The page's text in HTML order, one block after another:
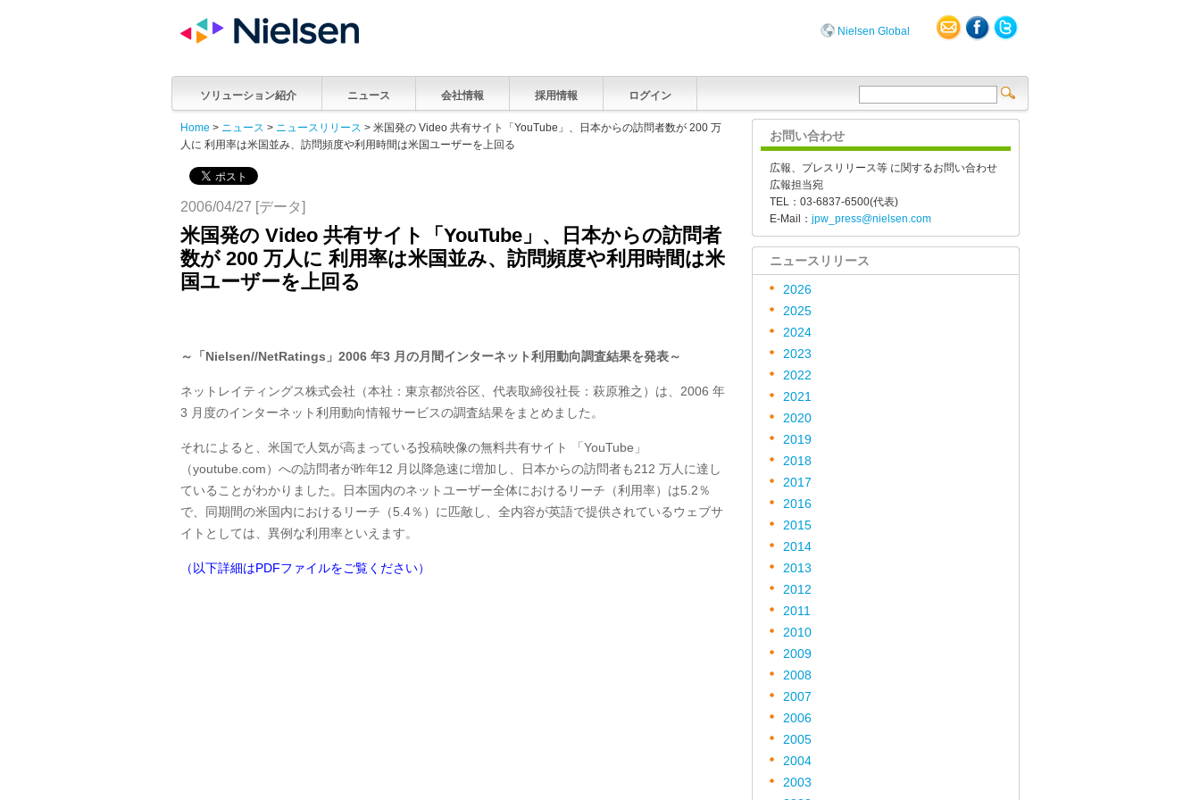
Nielsen Global
ソリューション紹介 ニュース 会社情報 採用情報 ログイン
Home > ニュース > ニュースリリース > 米国発の Video 共有サイト「YouTube」、日本からの訪問者数が 200 万
人に 利用率は米国並み、訪問頻度や利用時間は米国ユーザーを上回る
2006/04/27 [データ]
米国発の Video 共有サイト「YouTube」、日本からの訪問者
数が 200 万人に 利用率は米国並み、訪問頻度や利用時間は米
国ユーザーを上回る
～「Nielsen//NetRatings」2006 年3 月の月間インターネット利用動向調査結果を発表～
ネットレイティングス株式会社（本社：東京都渋谷区、代表取締役社長：萩原雅之）は、2006 年
3 月度のインターネット利用動向情報サービスの調査結果をまとめました。
それによると、米国で人気が高まっている投稿映像の無料共有サイト 「YouTube」
（youtube.com）への訪問者が昨年12 月以降急速に増加し、日本からの訪問者も212 万人に達し
ていることがわかりました。日本国内のネットユーザー全体におけるリーチ（利用率）は5.2％
で、同期間の米国内におけるリーチ（5.4％）に匹敵し、全内容が英語で提供されているウェブサ
イトとしては、異例な利用率といえます。
（以下詳細はPDFファイルをご覧ください）
お問い合わせ
広報、プレスリリース等 に関するお問い合わせ
広報担当宛
TEL：03-6837-6500(代表)
E-Mail： jpw_press@nielsen.com
ニュースリリース
2026
2025
2024
2023
2022
2021
2020
2019
2018
2017
2016
2015
2014
2013
2012
2011
2010
2009
2008
2007
2006
2005
2004
2003